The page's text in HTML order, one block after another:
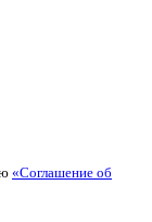
«Соглашение об